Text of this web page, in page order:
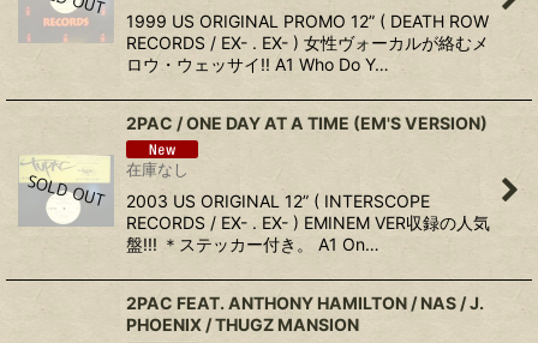
1999 US ORIGINAL PROMO 12” ( DEATH ROW
RECORDS / EX- . EX- ) 女性ヴォーカルが絡むメ
ロウ・ウェッサイ!! A1 Who Do Y…
2PAC / ONE DAY AT A TIME (EM'S VERSION)
在庫なし
2003 US ORIGINAL 12” ( INTERSCOPE
RECORDS / EX- . EX- ) EMINEM VER収録の人気
盤!!! ＊ステッカー付き。 A1 On…
2PAC FEAT. ANTHONY HAMILTON / NAS / J.
PHOENIX ‎/ THUGZ MANSION